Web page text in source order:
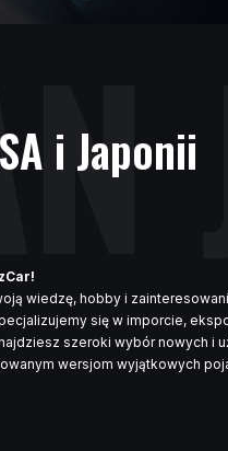
i Japonii
wiedzę, hobby i
się w imporcie,
szeroki wybór nowych i
wersjom wyjątkowych